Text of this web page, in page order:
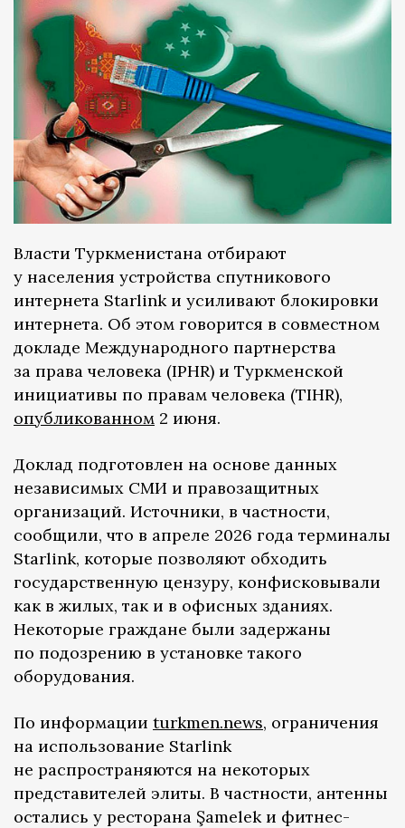
Власти Туркменистана отбирают
у населения устройства спутникового
интернета Starlink и усиливают блокировки
интернета. Об этом говорится в совместном
докладе Международного партнерства
за права человека (IPHR) и Туркменской
инициативы по правам человека (TIHR),
опубликованном 2 июня.
Доклад подготовлен на основе данных
независимых СМИ и правозащитных
организаций. Источники, в частности,
сообщили, что в апреле 2026 года терминалы
Starlink, которые позволяют обходить
государственную цензуру, конфисковывали
как в жилых, так и в офисных зданиях.
Некоторые граждане были задержаны
по подозрению в установке такого
оборудования.
По информации turkmen.news, ограничения
на использование Starlink
не распространяются на некоторых
представителей элиты. В частности, антенны
остались у ресторана Şamelek и фитнес-